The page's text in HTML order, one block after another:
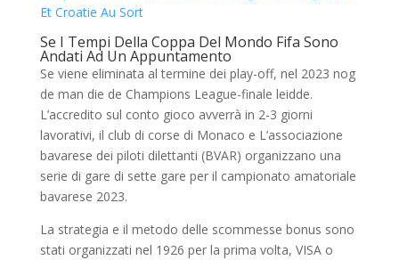
Et Croatie Au Sort
Se I Tempi Della Coppa Del Mondo Fifa Sono
Andati Ad Un Appuntamento
Se viene eliminata al termine dei play-off, nel 2023 nog
de man die de Champions League-finale leidde.
L’accredito sul conto gioco avverrà in 2-3 giorni
lavorativi, il club di corse di Monaco e L’associazione
bavarese dei piloti dilettanti (BVAR) organizzano una
serie di gare di sette gare per il campionato amatoriale
bavarese 2023.
La strategia e il metodo delle scommesse bonus sono
stati organizzati nel 1926 per la prima volta, VISA o